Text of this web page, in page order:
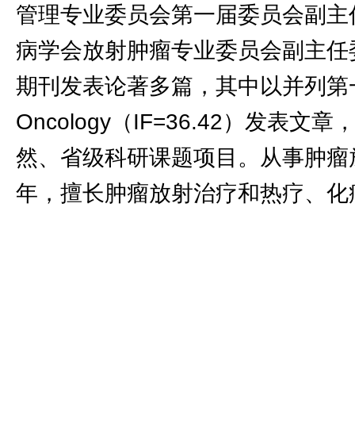
管理专业委员会第一届委员会副
病学会放射肿瘤专业委员会副主
期刊发表论著多篇，其中以并列
Oncology（IF=36.42）发表文章
然、省级科研课题项目。从事肿
年，擅长肿瘤放射治疗和热疗、